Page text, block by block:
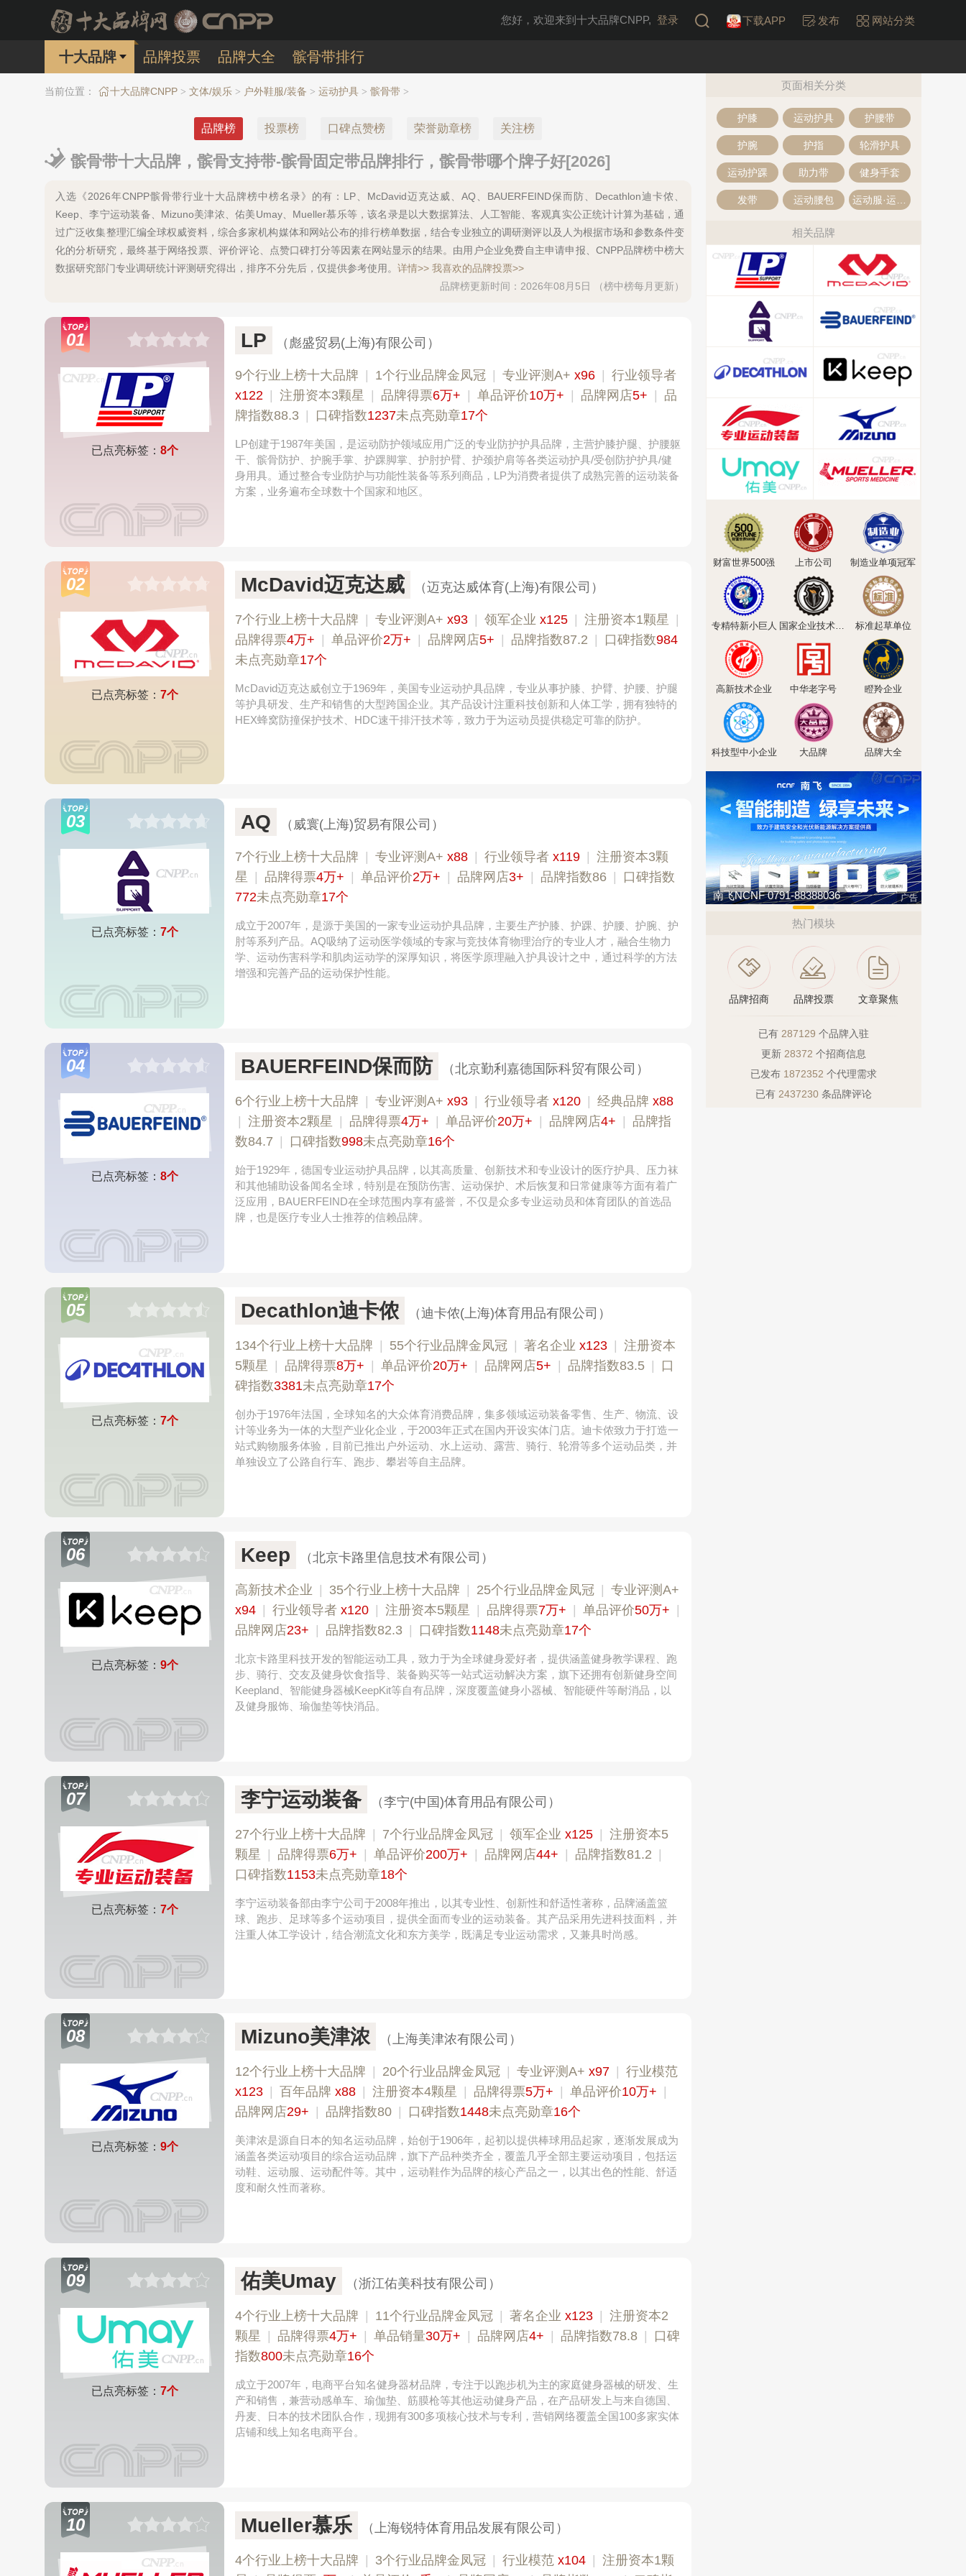
您好，欢迎来到十大品牌CNPP, 登录 下载APP 发布 网站分类
十大品牌 品牌投票 品牌大全 髌骨带排行
当前位置： 十大品牌CNPP > 文体/娱乐 > 户外鞋服/装备 > 运动护具 > 髌骨带 >
品牌榜 投票榜 口碑点赞榜 荣誉勋章榜 关注榜
髌骨带十大品牌，髌骨支持带-髌骨固定带品牌排行，髌骨带哪个牌子好[2026]
入选《2026年CNPP髌骨带行业十大品牌榜中榜名录》的有：LP、McDavid迈克达威、AQ、BAUERFEIND保而防、Decathlon迪卡侬、
Keep、李宁运动装备、Mizuno美津浓、佑美Umay、Mueller慕乐等，该名录是以大数据算法、人工智能、客观真实公正统计计算为基础，通
过广泛收集整理汇编全球权威资料，综合多家机构媒体和网站公布的排行榜单数据，结合专业独立的调研测评以及人为根据市场和参数条件变
化的分析研究，最终基于网络投票、评价评论、点赞口碑打分等因素在网站显示的结果。由用户企业免费自主申请申报、CNPP品牌榜中榜大
数据研究部门专业调研统计评测研究得出，排序不分先后，仅提供参考使用。 详情>> 我喜欢的品牌投票>>
品牌榜更新时间：2026年08月5日 （榜中榜每月更新）
01
已点亮标签： 8个
LP （彪盛贸易(上海)有限公司）
9个行业上榜十大品牌 1个行业品牌金凤冠 专业评测A+ x96
行业领导者
x122
注册资本3颗星 品牌得票6万+ 单品评价10万+ 品牌网店5+
品
牌指数88.3
口碑指数1237未点亮勋章17个
LP创建于1987年美国，是运动防护领域应用广泛的专业防护护具品牌，主营护膝护腿、护腰躯
干、髌骨防护、护腕手掌、护踝脚掌、护肘护臂、护颈护肩等各类运动护具/受创防护护具/健
身用具。通过整合专业防护与功能性装备等系列商品，LP为消费者提供了成熟完善的运动装备
方案，业务遍布全球数十个国家和地区。
02
已点亮标签： 7个
McDavid迈克达威 （迈克达威体育(上海)有限公司）
7个行业上榜十大品牌 专业评测A+ x93 领军企业 x125 注册资本1颗星
品牌得票4万+ 单品评价2万+ 品牌网店5+ 品牌指数87.2 口碑指数984
未点亮勋章17个
McDavid迈克达威创立于1969年，美国专业运动护具品牌，专业从事护膝、护臂、护腰、护腿
等护具研发、生产和销售的大型跨国企业。其产品设计注重科技创新和人体工学，拥有独特的
HEX蜂窝防撞保护技术、HDC速干排汗技术等，致力于为运动员提供稳定可靠的防护。
03
已点亮标签： 7个
AQ （威寰(上海)贸易有限公司）
7个行业上榜十大品牌 专业评测A+ x88 行业领导者 x119
注册资本3颗
星
品牌得票4万+ 单品评价2万+ 品牌网店3+ 品牌指数86
口碑指数
772未点亮勋章17个
成立于2007年，是源于美国的一家专业运动护具品牌，主要生产护膝、护踝、护腰、护腕、护
肘等系列产品。AQ吸纳了运动医学领域的专家与竞技体育物理治疗的专业人才，融合生物力
学、运动伤害科学和肌肉运动学的深厚知识，将医学原理融入护具设计之中，通过科学的方法
增强和完善产品的运动保护性能。
04
已点亮标签： 8个
BAUERFEIND保而防 （北京勤利嘉德国际科贸有限公司）
6个行业上榜十大品牌 专业评测A+ x93 行业领导者 x120 经典品牌 x88
注册资本2颗星 品牌得票4万+ 单品评价20万+ 品牌网店4+
品牌指
数84.7
口碑指数998未点亮勋章16个
始于1929年，德国专业运动护具品牌，以其高质量、创新技术和专业设计的医疗护具、压力袜
和其他辅助设备闻名全球，特别是在预防伤害、运动保护、术后恢复和日常健康等方面有着广
泛应用，BAUERFEIND在全球范围内享有盛誉，不仅是众多专业运动员和体育团队的首选品
牌，也是医疗专业人士推荐的信赖品牌。
05
已点亮标签： 7个
Decathlon迪卡侬 （迪卡侬(上海)体育用品有限公司）
134个行业上榜十大品牌 55个行业品牌金凤冠 著名企业 x123
注册资本
5颗星
品牌得票8万+ 单品评价20万+ 品牌网店5+ 品牌指数83.5
口
碑指数3381未点亮勋章17个
创办于1976年法国，全球知名的大众体育消费品牌，集多领域运动装备零售、生产、物流、设
计等业务为一体的大型产业化企业，于2003年正式在国内开设实体门店。迪卡侬致力于打造一
站式购物服务体验，目前已推出户外运动、水上运动、露营、骑行、轮滑等多个运动品类，并
单独设立了公路自行车、跑步、攀岩等自主品牌。
06
已点亮标签： 9个
Keep （北京卡路里信息技术有限公司）
高新技术企业 35个行业上榜十大品牌 25个行业品牌金凤冠
专业评测A+
x94
行业领导者 x120 注册资本5颗星 品牌得票7万+ 单品评价50万+
品牌网店23+ 品牌指数82.3 口碑指数1148未点亮勋章17个
北京卡路里科技开发的智能运动工具，致力于为全球健身爱好者，提供涵盖健身教学课程、跑
步、骑行、交友及健身饮食指导、装备购买等一站式运动解决方案，旗下还拥有创新健身空间
Keepland、智能健身器械KeepKit等自有品牌，深度覆盖健身小器械、智能硬件等耐消品，以
及健身服饰、瑜伽垫等快消品。
07
已点亮标签： 7个
李宁运动装备 （李宁(中国)体育用品有限公司）
27个行业上榜十大品牌 7个行业品牌金凤冠 领军企业 x125
注册资本5
颗星
品牌得票6万+ 单品评价200万+ 品牌网店44+ 品牌指数81.2
口碑指数1153未点亮勋章18个
李宁运动装备部由李宁公司于2008年推出，以其专业性、创新性和舒适性著称，品牌涵盖篮
球、跑步、足球等多个运动项目，提供全面而专业的运动装备。其产品采用先进科技面料，并
注重人体工学设计，结合潮流文化和东方美学，既满足专业运动需求，又兼具时尚感。
08
已点亮标签： 9个
Mizuno美津浓 （上海美津浓有限公司）
12个行业上榜十大品牌 20个行业品牌金凤冠 专业评测A+ x97
行业模范
x123
百年品牌 x88 注册资本4颗星 品牌得票5万+ 单品评价10万+
品牌网店29+ 品牌指数80 口碑指数1448未点亮勋章16个
美津浓是源自日本的知名运动品牌，始创于1906年，起初以提供棒球用品起家，逐渐发展成为
涵盖各类运动项目的综合运动品牌，旗下产品种类齐全，覆盖几乎全部主要运动项目，包括运
动鞋、运动服、运动配件等。其中，运动鞋作为品牌的核心产品之一，以其出色的性能、舒适
度和耐久性而著称。
09
已点亮标签： 7个
佑美Umay （浙江佑美科技有限公司）
4个行业上榜十大品牌 11个行业品牌金凤冠 著名企业 x123
注册资本2
颗星
品牌得票4万+ 单品销量30万+ 品牌网店4+ 品牌指数78.8
口碑
指数800未点亮勋章16个
成立于2007年，电商平台知名健身器材品牌，专注于以跑步机为主的家庭健身器械的研发、生
产和销售，兼营动感单车、瑜伽垫、筋膜枪等其他运动健身产品，在产品研发上与来自德国、
丹麦、日本的技术团队合作，现拥有300多项核心技术与专利，营销网络覆盖全国100多家实体
店铺和线上知名电商平台。
10 Mueller慕乐 （上海锐特体育用品发展有限公司）
4个行业上榜十大品牌 3个行业品牌金凤冠 行业模范 x104
注册资本1颗
页面相关分类
护膝 运动护具 护腰带
护腕 护指 轮滑护具
运动护踝 助力带 健身手套
发带 运动腰包
相关品牌
财富世界500强 上市公司 制造业单项冠军
专精特新小巨人 国家企业技术中心 标准起草单位
高新技术企业 中华老字号 瞪羚企业
科技型中小企业 大品牌 品牌大全
南飞NCNF 0791-88388036 广告
热门模块
品牌招商 品牌投票 文章聚焦
已有 287129 个品牌入驻
更新 28372 个招商信息
已发布 1872352 个代理需求
已有 2437230 条品牌评论